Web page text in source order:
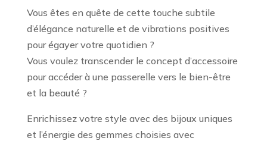
Vous êtes en quête de cette touche subtile
d’élégance naturelle et de vibrations positives
pour égayer votre quotidien ?
Vous voulez transcender le concept d’accessoire
pour accéder à une passerelle vers le bien-être
et la beauté ?
Enrichissez votre style avec des bijoux uniques
et l’énergie des gemmes choisies avec